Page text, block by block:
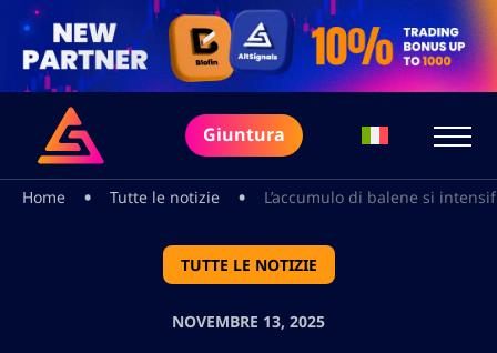
Giuntura
Home • Tutte le notizie • L’accumulo di balene si
TUTTE LE NOTIZIE
NOVEMBRE 13, 2025